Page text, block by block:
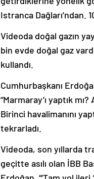
Istranca Dağları’ndan.
Videoda doğal gazın
bin evde doğal gaz
kullandı.
Cumhurbaşkanı
“Marmaray’ı yaptık
Birinci havalimanını
tekrarladı.
Videoda, son yıllarda
geçitte asılı olan İBB